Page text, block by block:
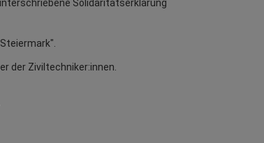
Solidaritätserklärung
der Ziviltechniker:innen.